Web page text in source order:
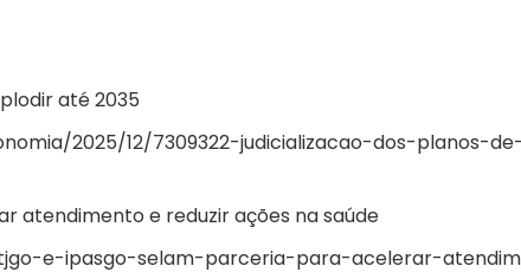
até 2035
2025/12/7309322-judicializacao-dos-planos-de-
atendimento e reduzir ações na saúde
e-ipasgo-selam-parceria-para-acelerar-